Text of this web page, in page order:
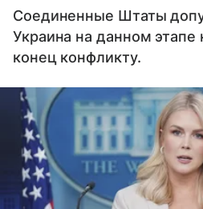
Соединенные Штаты
Украина на данном этапе
конец конфликту.